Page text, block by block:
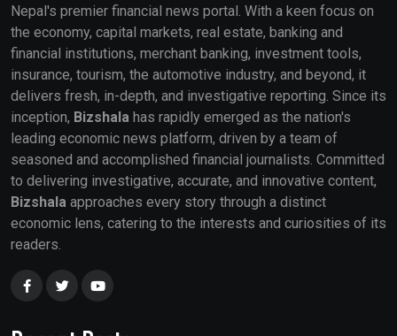
Nepal's premier financial news portal. With a keen focus on
the economy, capital markets, real estate, banking and
financial institutions, merchant banking, investment tools,
insurance, tourism, the automotive industry, and beyond, it
delivers fresh, in-depth, and investigative reporting. Since its
inception, Bizshala has rapidly emerged as the nation's
leading economic news platform, driven by a team of
seasoned and accomplished financial journalists. Committed
to delivering investigative, accurate, and innovative content,
Bizshala approaches every story through a distinct
economic lens, catering to the interests and curiosities of its
readers.